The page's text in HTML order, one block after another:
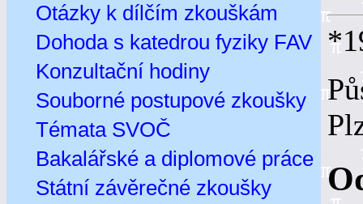
Otázky k dílčím zkouškám
Dohoda s katedrou fyziky FAV
Konzultační hodiny
Souborné postupové zkoušky
Témata SVOČ
Bakalářské a diplomové práce
Státní závěrečné zkoušky